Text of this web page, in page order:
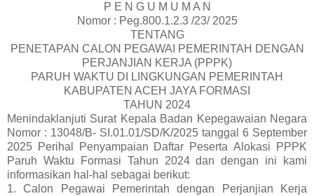
P E N G U M U M A N
Nomor : Peg.800.1.2.3 /23/ 2025
TENTANG
PENETAPAN CALON PEGAWAI PEMERINTAH DENGAN
PERJANJIAN KERJA (PPPK)
PARUH WAKTU DI LINGKUNGAN PEMERINTAH
KABUPATEN ACEH JAYA FORMASI
TAHUN 2024
Menindaklanjuti Surat Kepala Badan Kepegawaian Negara
Nomor : 13048/B- SI.01.01/SD/K/2025 tanggal 6 September
2025 Perihal Penyampaian Daftar Peserta Alokasi PPPK
Paruh Waktu Formasi Tahun 2024 dan dengan ini kami
informasikan hal-hal sebagai berikut:
1. Calon Pegawai Pemerintah dengan Perjanjian Kerja